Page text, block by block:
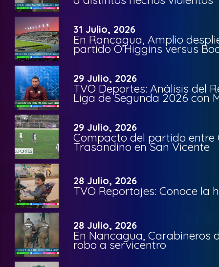
31 Julio, 2026
En Rancagua, Amplio
partido O’Higgins versus
29 Julio, 2026
TVO Deportes: Análisis del
Liga de Segunda 2026 con
29 Julio, 2026
Compacto del partido entre
Trasandino en San Vicente
28 Julio, 2026
TVO Reportajes: Conoce la
28 Julio, 2026
En Nancagua, Carabineros
robo a servicentro